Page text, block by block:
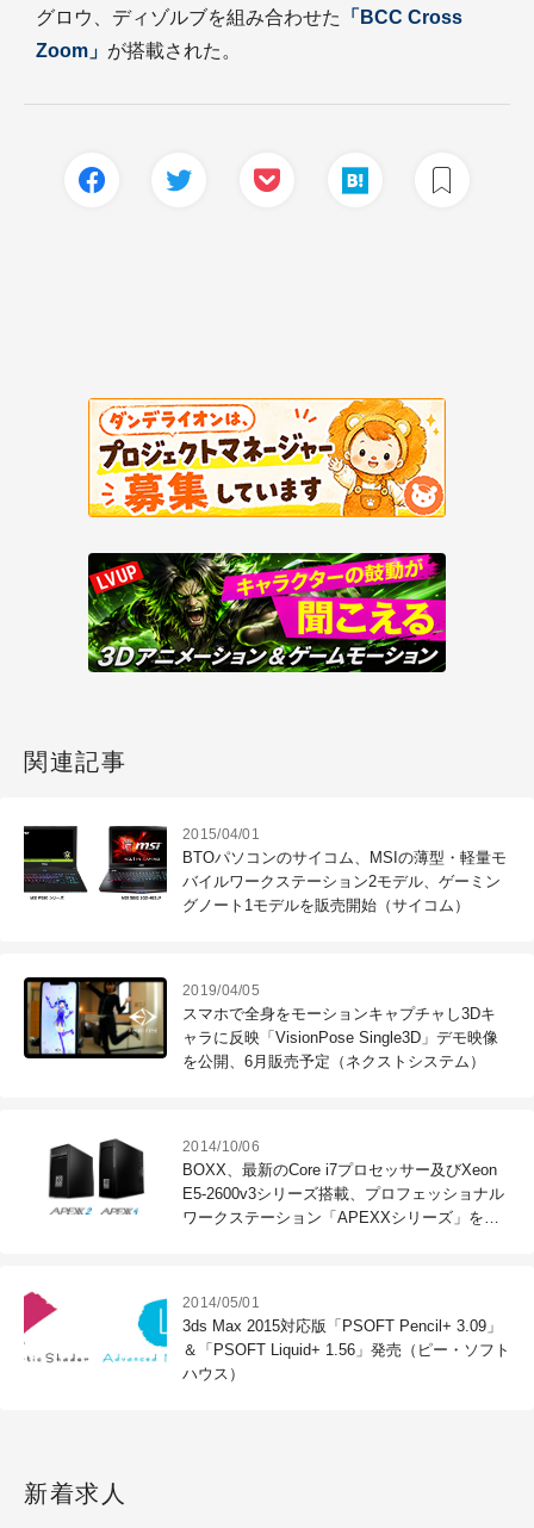
グロウ、ディゾルブを組み合わせた
「BCC Cross
Zoom」 が搭載された。
関連記事
2015/04/01
BTOパソコンのサイコム、MSIの薄型・軽量モ
バイルワークステーション2モデル、ゲーミン
グノート1モデルを販売開始（サイコム）
2019/04/05
スマホで全身をモーションキャプチャし3Dキ
ャラに反映「VisionPose Single3D」デモ映像
を公開、6月販売予定（ネクストシステム）
2014/10/06
BOXX、最新のCore i7プロセッサー及びXeon
E5-2600v3シリーズ搭載、プロフェッショナル
ワークステーション「APEXXシリーズ」を販
2014/05/01
3ds Max 2015対応版「PSOFT Pencil+ 3.09」
＆「PSOFT Liquid+ 1.56」発売（ピー・ソフト
ハウス）
新着求人